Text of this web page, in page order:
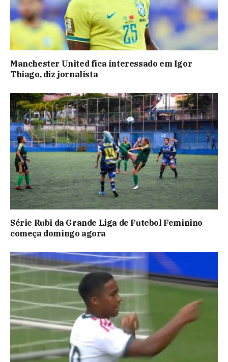
Manchester United fica interessado em Igor
Thiago, diz jornalista
Série Rubi da Grande Liga de Futebol Feminino
começa domingo agora